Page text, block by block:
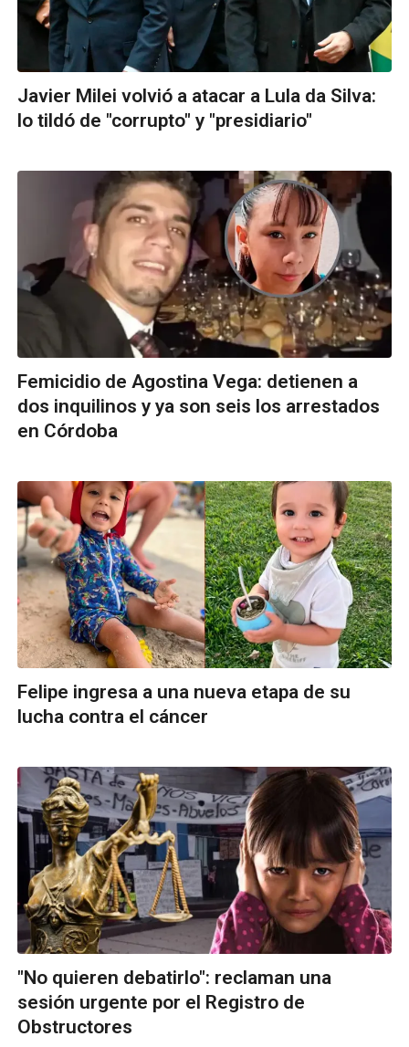
Javier Milei volvió a atacar a Lula da Silva:
lo tildó de "corrupto" y "presidiario"
Femicidio de Agostina Vega: detienen a
dos inquilinos y ya son seis los arrestados
en Córdoba
Felipe ingresa a una nueva etapa de su
lucha contra el cáncer
"No quieren debatirlo": reclaman una
sesión urgente por el Registro de
Obstructores